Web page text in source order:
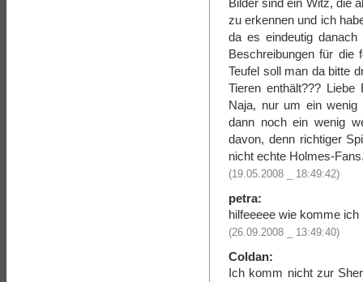
Bilder sind ein Witz, die
zu erkennen und ich
da es eindeutig
Beschreibungen für die
Teufel soll man da bitte
Tieren enthält???
Naja, nur um ein
dann noch ein wenig
davon, denn richtiger
nicht echte Holmes-
(19.05.2008 _ 18:49:42)
petra:
hilfeeeee wie komme
(26.09.2008 _ 13:49:40)
Coldan:
Ich komm nicht zur